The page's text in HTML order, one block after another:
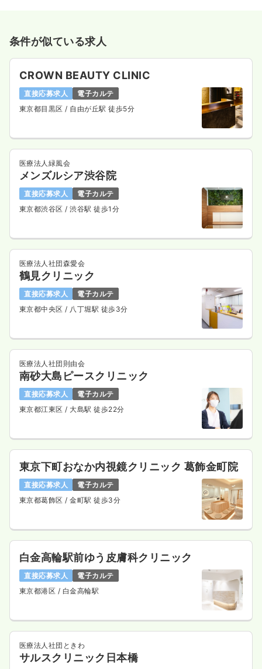
条件が似ている求人
CROWN BEAUTY CLINIC
直接応募求人
電子カルテ
東京都目黒区 / 自由が丘駅 徒歩5分
医療法人緑風会
メンズルシア渋谷院
直接応募求人
電子カルテ
東京都渋谷区 / 渋谷駅 徒歩1分
医療法人社団森愛会
鶴見クリニック
直接応募求人
電子カルテ
東京都中央区 / 八丁堀駅 徒歩3分
医療法人社団則由会
南砂大島ピースクリニック
直接応募求人
電子カルテ
東京都江東区 / 大島駅 徒歩22分
東京下町おなか内視鏡クリニック 葛飾金町院
直接応募求人
電子カルテ
東京都葛飾区 / 金町駅 徒歩3分
白金高輪駅前ゆう皮膚科クリニック
直接応募求人
電子カルテ
東京都港区 / 白金高輪駅
医療法人社団ときわ
サルスクリニック日本橋